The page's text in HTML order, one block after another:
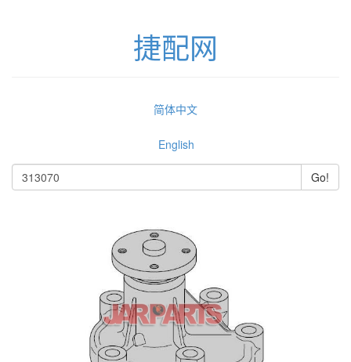
捷配网
简体中文
English